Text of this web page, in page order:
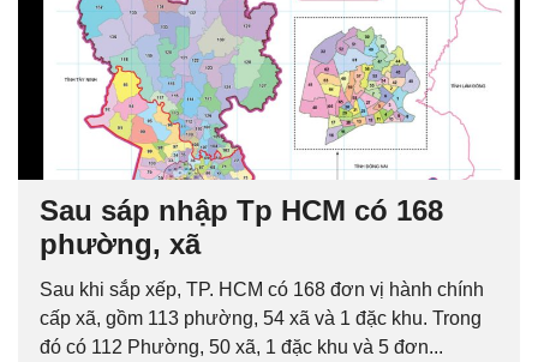
Sau sáp nhập Tp HCM có 168
phường, xã
Sau khi sắp xếp, TP. HCM có 168 đơn vị hành chính
cấp xã, gồm 113 phường, 54 xã và 1 đặc khu. Trong
đó có 112 Phường, 50 xã, 1 đặc khu và 5 đơn...